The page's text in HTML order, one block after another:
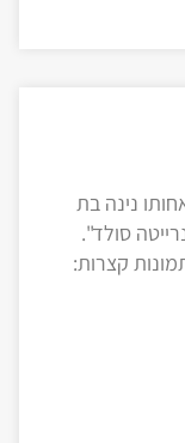
המטלטל של אברהם בן ה-11 ואחותו נינה בת
סולד".
קצרות: